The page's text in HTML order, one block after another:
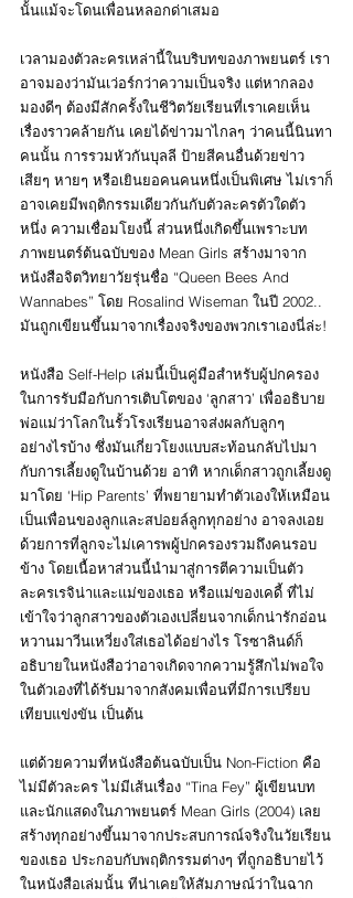
นั้นแม้จะโดนเพื่อนหลอกด่าเสมอ
เวลามองตัวละครเหล่านี้ในบริบทของภาพยนตร์ เรา
อาจมองว่ามันเว่อร์กว่าความเป็นจริง แต่หากลอง
มองดีๆ ต้องมีสักครั้งในชีวิตวัยเรียนที่เราเคยเห็น
เรื่องราวคล้ายกัน เคยได้ข่าวมาไกลๆ ว่าคนนี้นินทา
คนนั้น การรวมหัวกันบุลลี ป้ายสีคนอื่นด้วยข่าว
เสียๆ หายๆ หรือเยินยอคนคนหนึ่งเป็นพิเศษ ไม่เราก็
อาจเคยมีพฤติกรรมเดียวกันกับตัวละครตัวใดตัว
หนึ่ง ความเชื่อมโยงนี้ ส่วนหนึ่งเกิดขึ้นเพราะบท
ภาพยนตร์ต้นฉบับของ Mean Girls สร้างมาจาก
หนังสือจิตวิทยาวัยรุ่นชื่อ “Queen Bees And
Wannabes” โดย Rosalind Wiseman ในปี 2002..
มันถูกเขียนขึ้นมาจากเรื่องจริงของพวกเราเองนี่ล่ะ!
หนังสือ Self-Help เล่มนี้เป็นคู่มือสำหรับผู้ปกครอง
ในการรับมือกับการเติบโตของ ‘ลูกสาว’ เพื่ออธิบาย
พ่อแม่ว่าโลกในรั้วโรงเรียนอาจส่งผลกับลูกๆ
อย่างไรบ้าง ซึ่งมันเกี่ยวโยงแบบสะท้อนกลับไปมา
กับการเลี้ยงดูในบ้านด้วย อาทิ หากเด็กสาวถูกเลี้ยงดู
มาโดย ‘Hip Parents’ ที่พยายามทำตัวเองให้เหมือน
เป็นเพื่อนของลูกและสปอยล์ลูกทุกอย่าง อาจลงเอย
ด้วยการที่ลูกจะไม่เคารพผู้ปกครองรวมถึงคนรอบ
ข้าง โดยเนื้อหาส่วนนี้นำมาสู่การตีความเป็นตัว
ละครเรจิน่าและแม่ของเธอ หรือแม่ของเคดี้ ที่ไม่
เข้าใจว่าลูกสาวของตัวเองเปลี่ยนจากเด็กน่ารักอ่อน
หวานมาวีนเหวี่ยงใส่เธอได้อย่างไร โรซาลินด์ก็
อธิบายในหนังสือว่าอาจเกิดจากความรู้สึกไม่พอใจ
ในตัวเองที่ได้รับมาจากสังคมเพื่อนที่มีการเปรียบ
เทียบแข่งขัน เป็นต้น
แต่ด้วยความที่หนังสือต้นฉบับเป็น Non-Fiction คือ
ไม่มีตัวละคร ไม่มีเส้นเรื่อง “Tina Fey” ผู้เขียนบท
และนักแสดงในภาพยนตร์ Mean Girls (2004) เลย
สร้างทุกอย่างขึ้นมาจากประสบการณ์จริงในวัยเรียน
ของเธอ ประกอบกับพฤติกรรมต่างๆ ที่ถูกอธิบายไว้
ในหนังสือเล่มนั้น ทีน่าเคยให้สัมภาษณ์ว่าในฉาก